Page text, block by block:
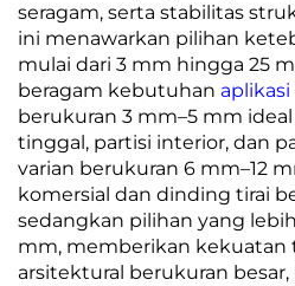
seragam, serta stabilitas
ini menawarkan pilihan
mulai dari 3 mm hingga 25
beragam kebutuhan aplikasi
berukuran 3 mm–5 mm
tinggal, partisi interior, dan
varian berukuran 6 mm–12
komersial dan dinding tirai
sedangkan pilihan yang
mm, memberikan
arsitektural berukuran